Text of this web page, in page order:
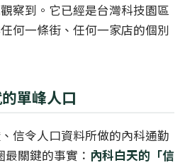
察到。它已經是台灣科技園區
任何一條街、任何一家店的個別
單峰人口
信令人口資料所做的內科通勤
關鍵的事實： 內科白天的「信